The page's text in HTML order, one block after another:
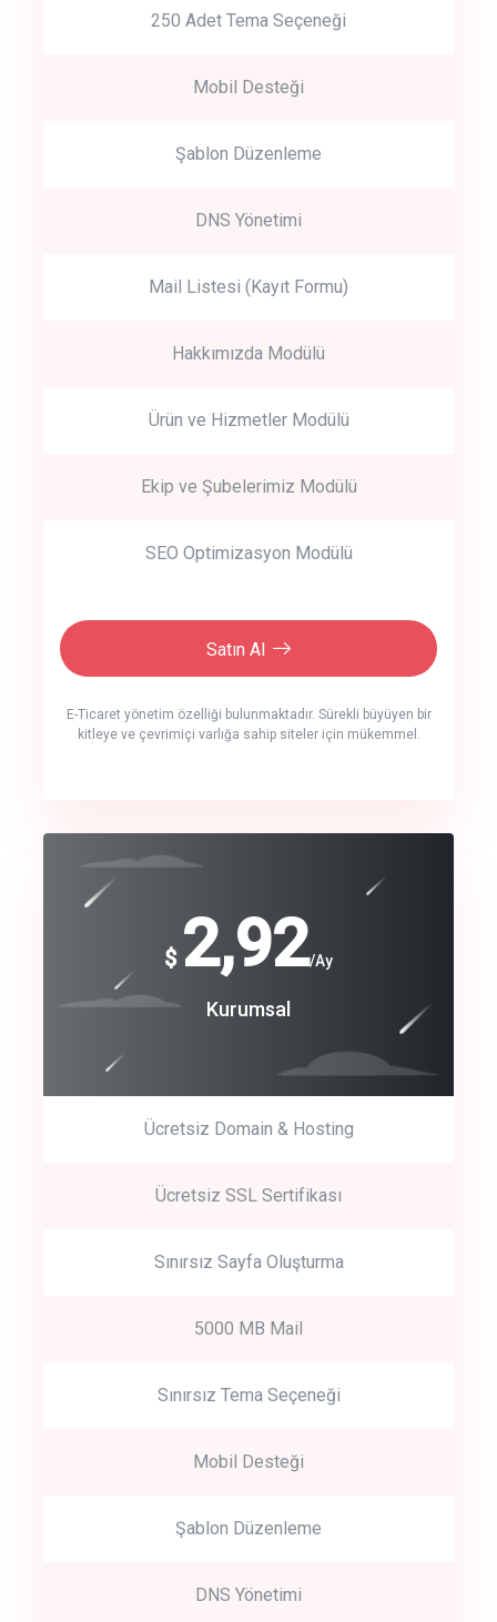
250 Adet Tema Seçeneği
Mobil Desteği
Şablon Düzenleme
DNS Yönetimi
Mail Listesi (Kayıt Formu)
Hakkımızda Modülü
Ürün ve Hizmetler Modülü
Ekip ve Şubelerimiz Modülü
SEO Optimizasyon Modülü
Satın Al
E-Ticaret yönetim özelliği bulunmaktadır. Sürekli büyüyen bir
kitleye ve çevrimiçi varlığa sahip siteler için mükemmel.
crm auto cync
track energy costs
Get Started
Start by trying our service for 30 days free trial no credit card
$ 2,92/Ay
Kurumsal
Ücretsiz Domain & Hosting
Ücretsiz SSL Sertifikası
Sınırsız Sayfa Oluşturma
5000 MB Mail
Sınırsız Tema Seçeneği
Mobil Desteği
Şablon Düzenleme
DNS Yönetimi
$
240
Coroprate